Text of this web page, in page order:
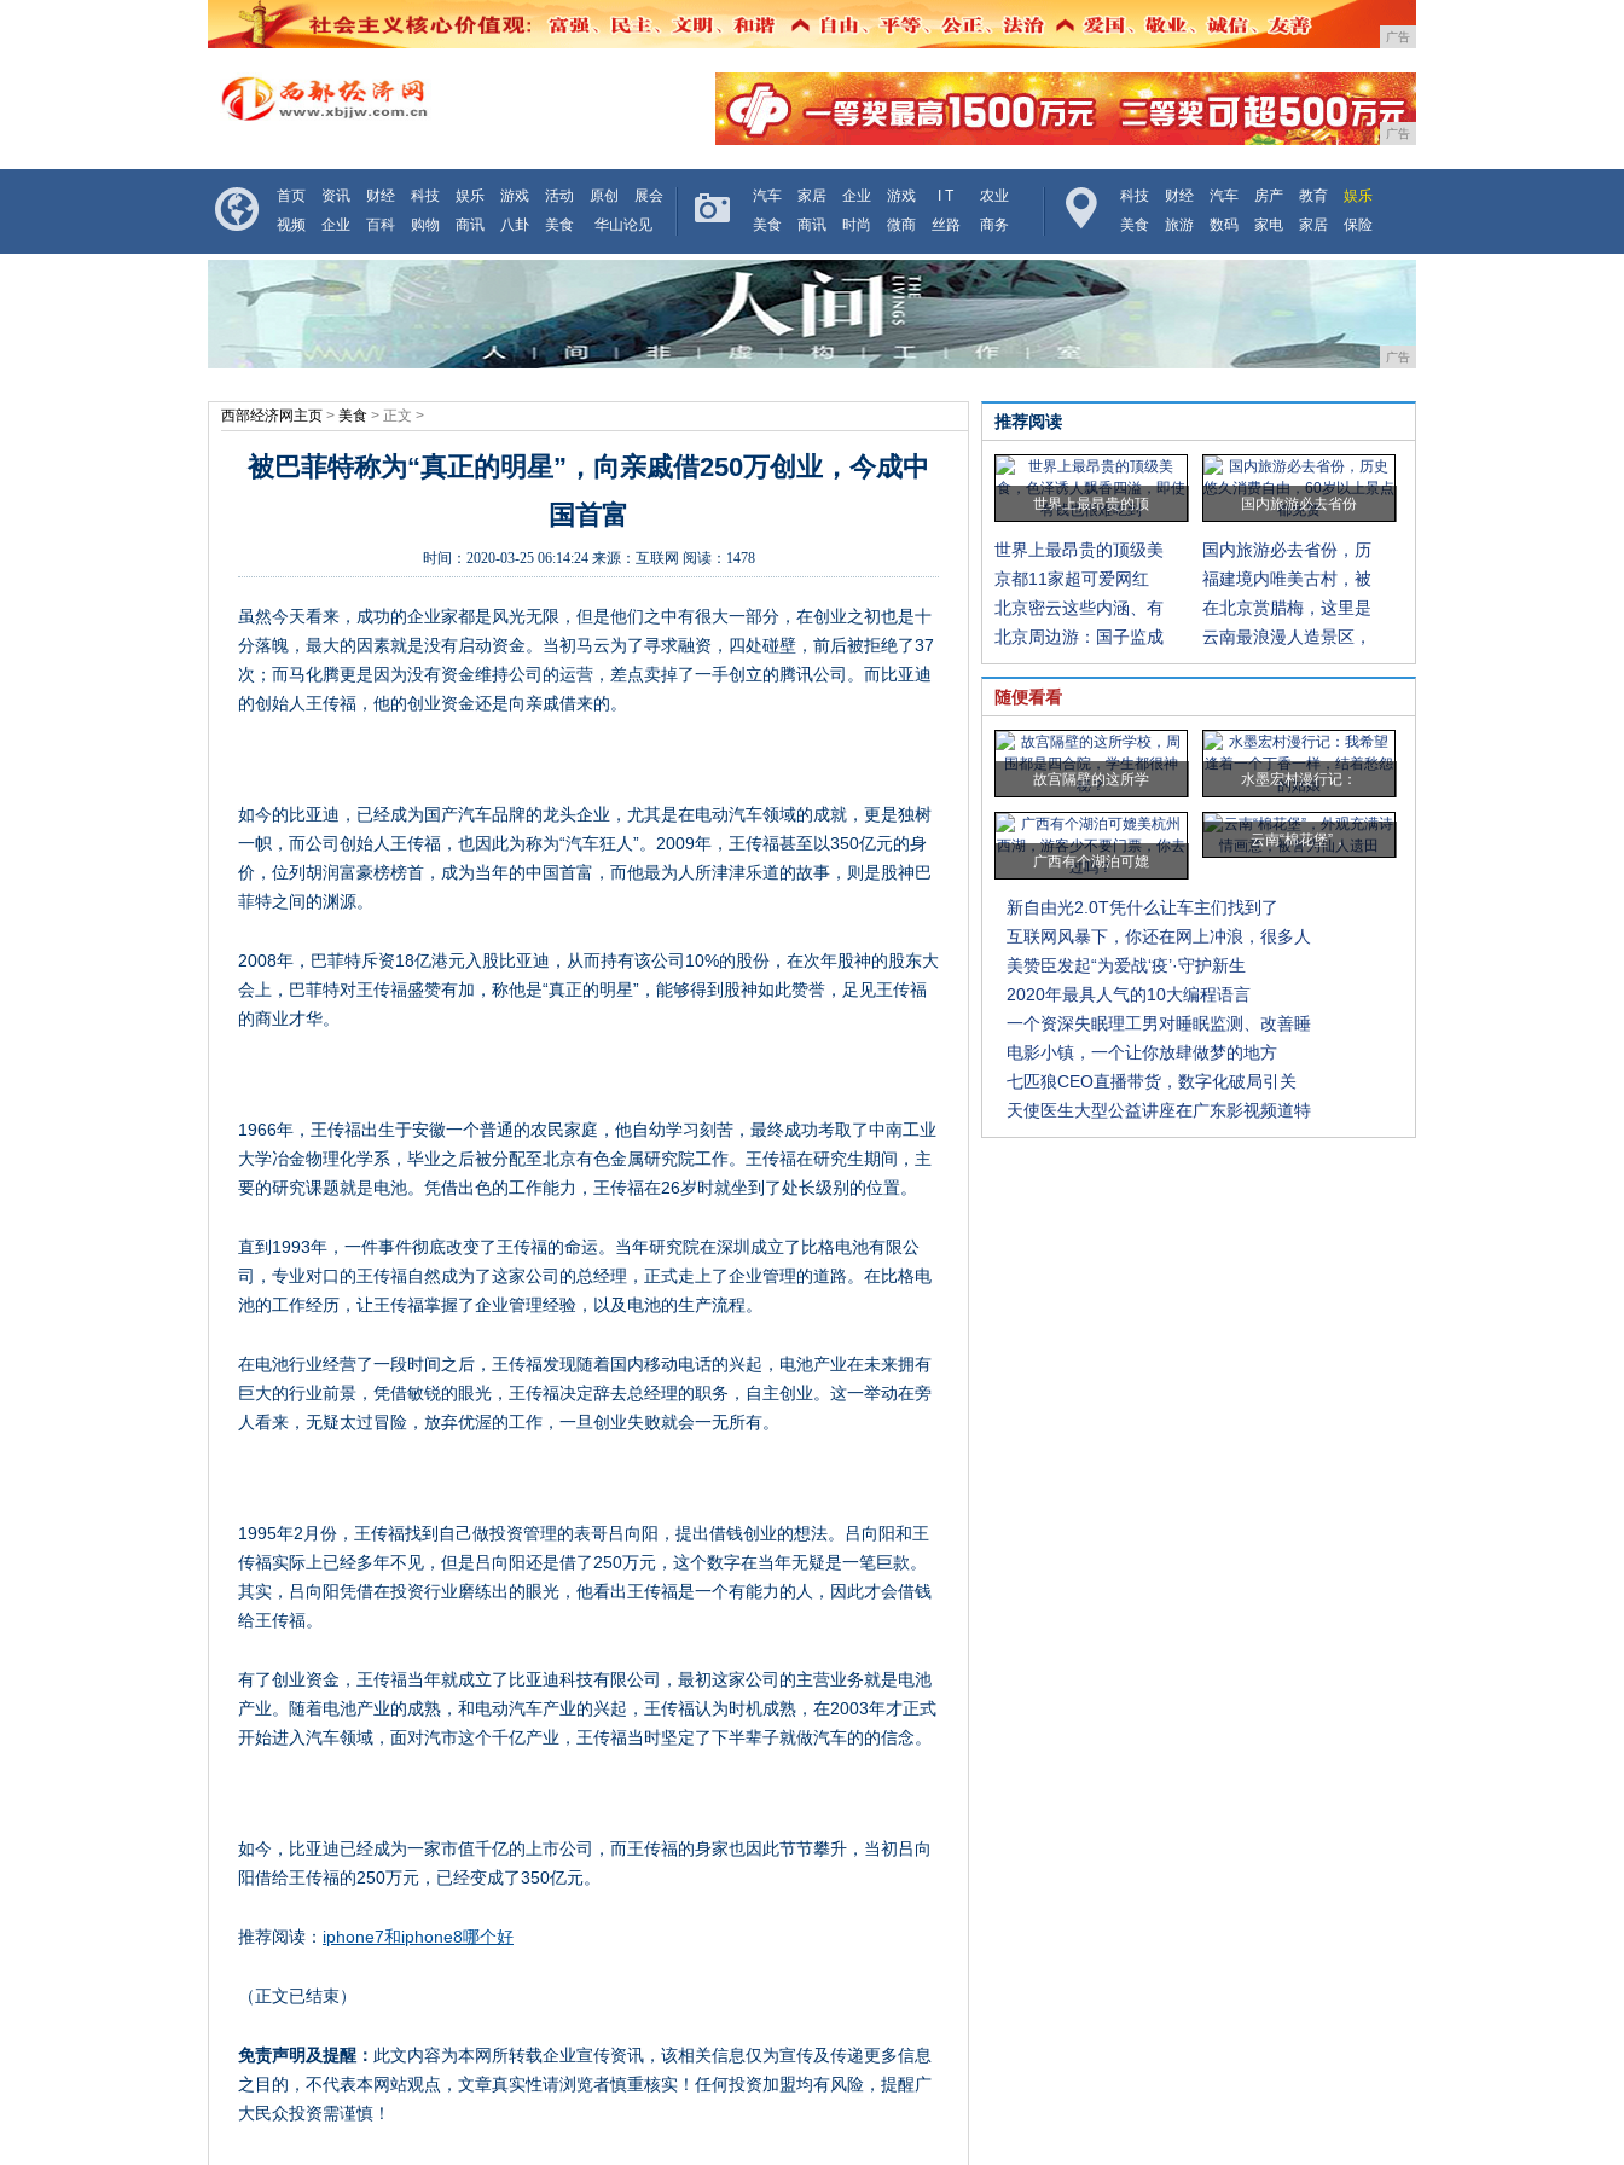
广告
广告
首页 资讯 财经 科技 娱乐 游戏 活动 原创
展会
视频
企业 百科 购物 商讯 八卦 美食 华山论见
汽车 家居 企业 游戏 I T
农业
美食
商讯 时尚 微商 丝路 商务
科技 财经 汽车 房产 教育
娱乐
美食
旅游 数码 家电 家居 保险
广告
西部经济网主页 > 美食 > 正文 >
被巴菲特称为“真正的明星”，向亲戚借250万创业，今成中
国首富
时间： 2020-03-25 06:14:24来源： 互联网 阅读：1478
虽然今天看来，成功的企业家都是风光无限，但是他们之中有很大一部分，在创业之初也是十
分落魄，最大的因素就是没有启动资金。当初马云为了寻求融资，四处碰壁，前后被拒绝了37
次；而马化腾更是因为没有资金维持公司的运营，差点卖掉了一手创立的腾讯公司。而比亚迪
的创始人王传福，他的创业资金还是向亲戚借来的。
如今的比亚迪，已经成为国产汽车品牌的龙头企业，尤其是在电动汽车领域的成就，更是独树
一帜，而公司创始人王传福，也因此为称为“汽车狂人”。2009年，王传福甚至以350亿元的身
价，位列胡润富豪榜榜首，成为当年的中国首富，而他最为人所津津乐道的故事，则是股神巴
菲特之间的渊源。
2008年，巴菲特斥资18亿港元入股比亚迪，从而持有该公司10%的股份，在次年股神的股东大
会上，巴菲特对王传福盛赞有加，称他是“真正的明星”，能够得到股神如此赞誉，足见王传福
的商业才华。
1966年，王传福出生于安徽一个普通的农民家庭，他自幼学习刻苦，最终成功考取了中南工业
大学冶金物理化学系，毕业之后被分配至北京有色金属研究院工作。王传福在研究生期间，主
要的研究课题就是电池。凭借出色的工作能力，王传福在26岁时就坐到了处长级别的位置。
直到1993年，一件事件彻底改变了王传福的命运。当年研究院在深圳成立了比格电池有限公
司，专业对口的王传福自然成为了这家公司的总经理，正式走上了企业管理的道路。在比格电
池的工作经历，让王传福掌握了企业管理经验，以及电池的生产流程。
在电池行业经营了一段时间之后，王传福发现随着国内移动电话的兴起，电池产业在未来拥有
巨大的行业前景，凭借敏锐的眼光，王传福决定辞去总经理的职务，自主创业。这一举动在旁
人看来，无疑太过冒险，放弃优渥的工作，一旦创业失败就会一无所有。
1995年2月份，王传福找到自己做投资管理的表哥吕向阳，提出借钱创业的想法。吕向阳和王
传福实际上已经多年不见，但是吕向阳还是借了250万元，这个数字在当年无疑是一笔巨款。
其实，吕向阳凭借在投资行业磨练出的眼光，他看出王传福是一个有能力的人，因此才会借钱
给王传福。
有了创业资金，王传福当年就成立了比亚迪科技有限公司，最初这家公司的主营业务就是电池
产业。随着电池产业的成熟，和电动汽车产业的兴起，王传福认为时机成熟，在2003年才正式
开始进入汽车领域，面对汽市这个千亿产业，王传福当时坚定了下半辈子就做汽车的的信念。
如今，比亚迪已经成为一家市值千亿的上市公司，而王传福的身家也因此节节攀升，当初吕向
阳借给王传福的250万元，已经变成了350亿元。
推荐阅读： iphone7和iphone8哪个好
（正文已结束）
免责声明及提醒： 此文内容为本网所转载企业宣传资讯，该相关信息仅为宣传及传递更多信息
之目的，不代表本网站观点，文章真实性请浏览者慎重核实！任何投资加盟均有风险，提醒广
大民众投资需谨慎！
推荐阅读
世界上最昂贵的顶 国内旅游必去省份
世界上最昂贵的顶级美
国内旅游必去省份，历
京都11家超可爱网红
福建境内唯美古村，被
北京密云这些内涵、有
在北京赏腊梅，这里是
北京周边游：国子监成
云南最浪漫人造景区，
随便看看
故宫隔壁的这所学 水墨宏村漫行记：
广西有个湖泊可媲
云南“棉花堡”，
新自由光2.0T凭什么让车主们找到了
互联网风暴下，你还在网上冲浪，很多人
美赞臣发起“为爱战‘疫’·守护新生
2020年最具人气的10大编程语言
一个资深失眠理工男对睡眠监测、改善睡
电影小镇，一个让你放肆做梦的地方
七匹狼CEO直播带货，数字化破局引关
天使医生大型公益讲座在广东影视频道特